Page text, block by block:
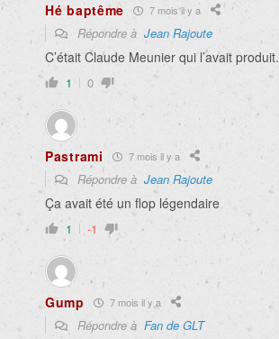
Hé baptême 7 mois il y a
Répondre à Jean Rajoute
C’était Claude Meunier qui l’avait produit.
1 0
Pastrami 7 mois il y a
Répondre à Jean Rajoute
Ça avait été un flop légendaire
1 -1
Gump 7 mois il y a
Répondre à Fan de GLT